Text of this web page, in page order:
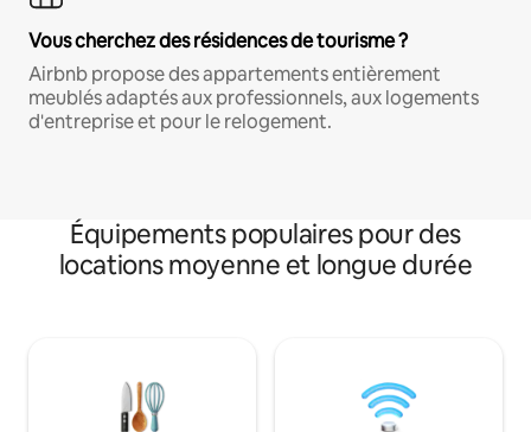
Vous cherchez des résidences de tourisme ?
Airbnb propose des appartements entièrement
meublés adaptés aux professionnels, aux logements
d'entreprise et pour le relogement.
Équipements populaires pour des
locations moyenne et longue durée